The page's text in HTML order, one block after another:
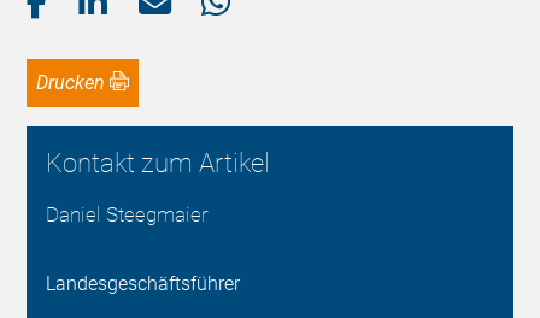
Drucken
Kontakt zum Artikel
Daniel Steegmaier
Landesgeschäftsführer